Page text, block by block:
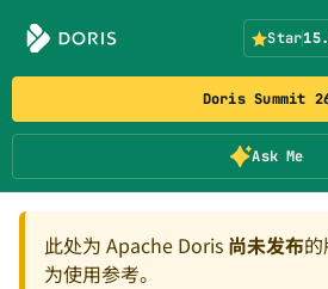
Doris Summit
Ask Me
Star
此处为 Apache Doris 尚未发布
为使用参考。